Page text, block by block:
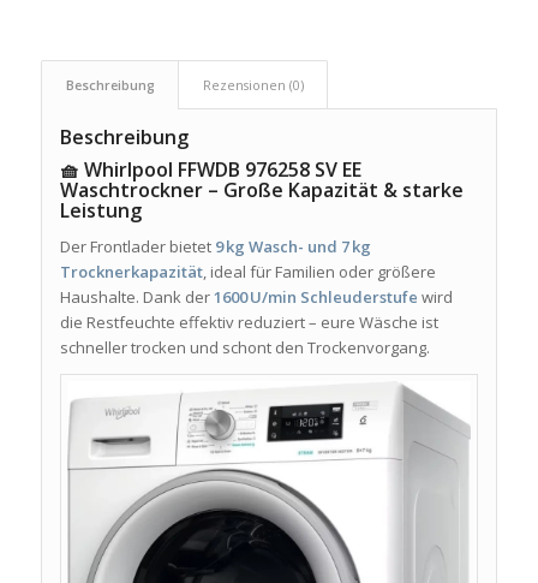
Beschreibung Rezensionen (0)
Beschreibung
🧺 Whirlpool FFWDB 976258 SV EE
Waschtrockner – Große Kapazität & starke
Leistung
Der Frontlader bietet 9 kg Wasch- und 7 kg
Trocknerkapazität, ideal für Familien oder größere
Haushalte. Dank der1600 U/min Schleuderstufe wird
die Restfeuchte effektiv reduziert – eure Wäsche ist
schneller trocken und schont den Trockenvorgang.